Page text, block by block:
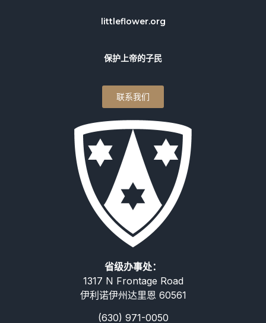
littleflower.org
保护上帝的子民
联系我们
省级办事处：
1317 N Frontage Road
伊利诺伊州达里恩 60561
(630) 971-0050